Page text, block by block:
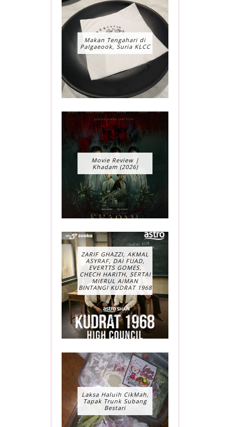
Makan Tengahari di
Palgaeook, Suria KLCC
Movie Review |
Khadam (2026)
ZARIF GHAZZI, AKMAL
ASYRAF, DAI FUAD,
EVERTTS GOMES,
CHECH HARITH, SERTAI
MIERUL AIMAN
BINTANGI KUDRAT 1968
Laksa Haluih CikMah,
Tapak Trunk Subang
Bestari